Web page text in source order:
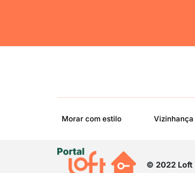
Morar com estilo Vizinhança
© 2022 Loft